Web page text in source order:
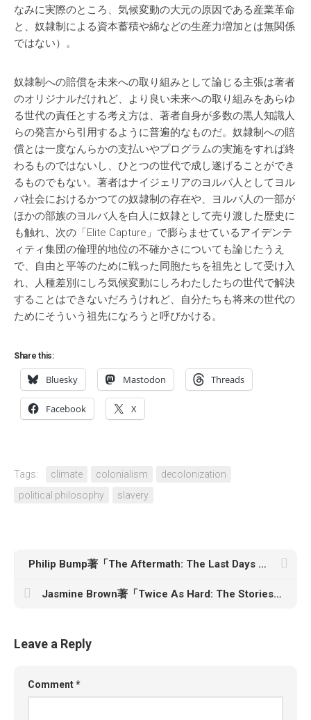
なみに実際のところ、気候変動の大元の原因である産業革命
と、奴隷制による資本蓄積や綿などの生産力増加とは無関係
ではない）。
奴隷制への賠償を未来への取り組みとして論じる主張は著者
のオリジナルだけれど、より良い未来への取り組みをあらゆ
る世代の責任とする考え方は、著者自身が多数の黒人知識人
らの発言から引用するように普遍的なものだ。奴隷制への賠
償とは一度なんらかの支払いやプログラムの実施をすれば終
わるものではないし、ひとつの世代で成し遂げることができ
るものでもない。著者はナイジェリアのヨルバ人としてヨル
バ社会におけるかつての奴隷制の存在や、ヨルバ人の一部が
ほかの部族のヨルバ人を白人に奴隷として売り渡した歴史に
も触れ、次の「Elite Capture」で膨らませているアイデンテ
ィティ集団の倫理的地位の不確かさについても論じたうえ
で、自由と平等のために戦った同胞たちを祖先として受け入
れ、人種差別にしろ気候変動にしろわたしたちの世代で解決
することはできないだろうけれど、自分たちも将来の世代の
ためにそういう祖先になろうと呼びかける。
Share this:
Bluesky Mastodon Threads
Facebook X
Tags: climate colonialism
decolonization
political philosophy
slavery
Philip Bump著「The Aftermath: The Last Days of the Baby Boom and the Future of Power in America」
Jasmine Brown著「Twice As Hard: The Stories of Black Women Who Fought to Become Physicians, from the Civil War to the 21st Century」
Leave a Reply
Comment*